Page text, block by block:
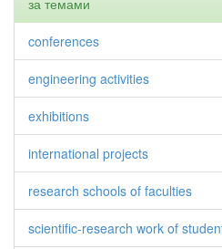
за темами
conferences
engineering activities
exhibitions
international projects
research schools of faculties
scientific-research work of